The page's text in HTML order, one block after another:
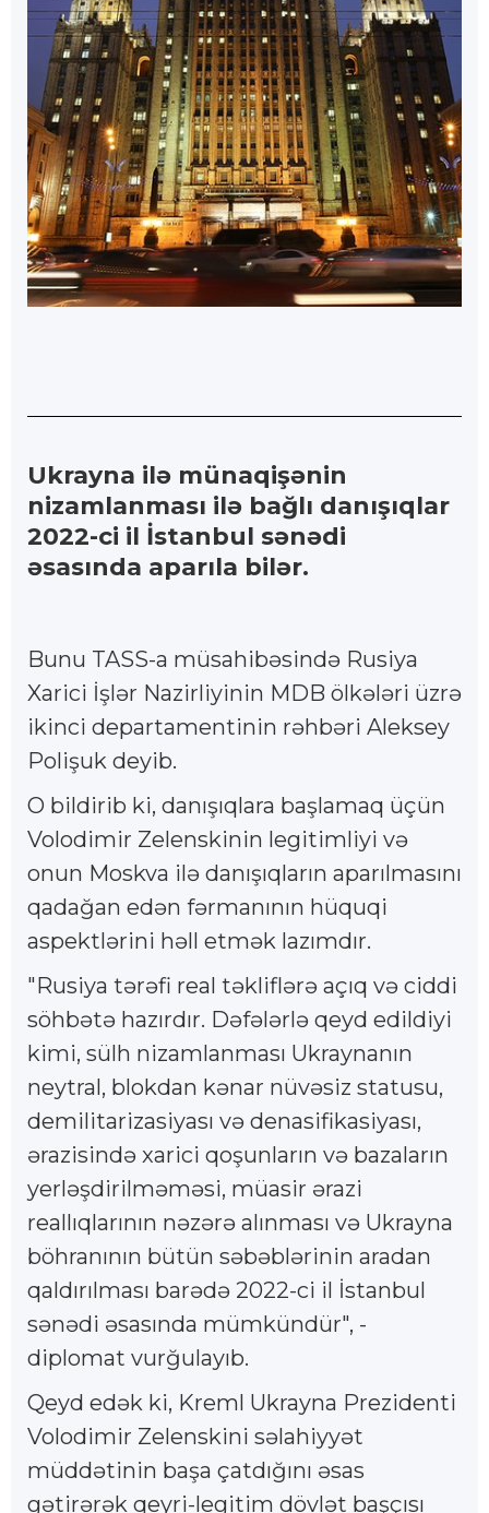
Ukrayna ilə münaqişənin
nizamlanması ilə bağlı danışıqlar
2022-ci il İstanbul sənədi
əsasında aparıla bilər.
Bunu TASS-a müsahibəsində Rusiya
Xarici İşlər Nazirliyinin MDB ölkələri üzrə
ikinci departamentinin rəhbəri Aleksey
Polişuk deyib.
O bildirib ki, danışıqlara başlamaq üçün
Volodimir Zelenskinin legitimliyi və
onun Moskva ilə danışıqların aparılmasını
qadağan edən fərmanının hüquqi
aspektlərini həll etmək lazımdır.
"Rusiya tərəfi real təkliflərə açıq və ciddi
söhbətə hazırdır. Dəfələrlə qeyd edildiyi
kimi, sülh nizamlanması Ukraynanın
neytral, blokdan kənar nüvəsiz statusu,
demilitarizasiyası və denasifikasiyası,
ərazisində xarici qoşunların və bazaların
yerləşdirilməməsi, müasir ərazi
reallıqlarının nəzərə alınması və Ukrayna
böhranının bütün səbəblərinin aradan
qaldırılması barədə 2022-ci il İstanbul
sənədi əsasında mümkündür", -
diplomat vurğulayıb.
Qeyd edək ki, Kreml Ukrayna Prezidenti
Volodimir Zelenskini səlahiyyət
müddətinin başa çatdığını əsas
gətirərək qeyri-legitim dövlət başçısı